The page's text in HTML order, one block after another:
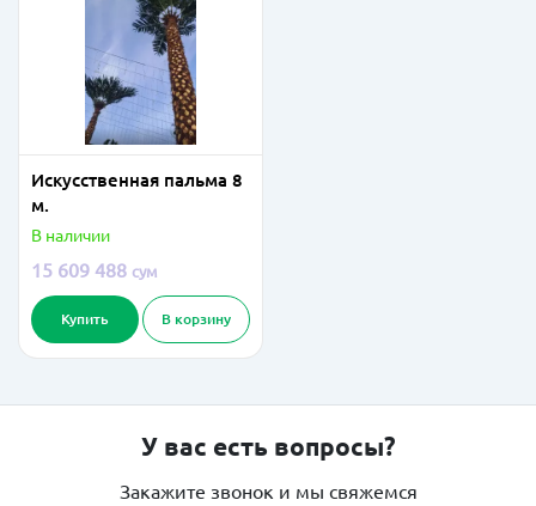
Искусственная пальма 8
м.
В наличии
15 609 488 сум
Купить В корзину
У вас есть вопросы?
Закажите звонок и мы свяжемся